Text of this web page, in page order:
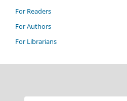
For Readers
For Authors
For Librarians